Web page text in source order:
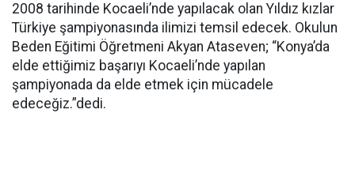
2008 tarihinde Kocaeli’nde yapılacak olan Yıldız kızlar
Türkiye şampiyonasında ilimizi temsil edecek. Okulun
Beden Eğitimi Öğretmeni Akyan Ataseven; “Konya’da
elde ettiğimiz başarıyı Kocaeli’nde yapılan
şampiyonada da elde etmek için mücadele
edeceğiz.”dedi.